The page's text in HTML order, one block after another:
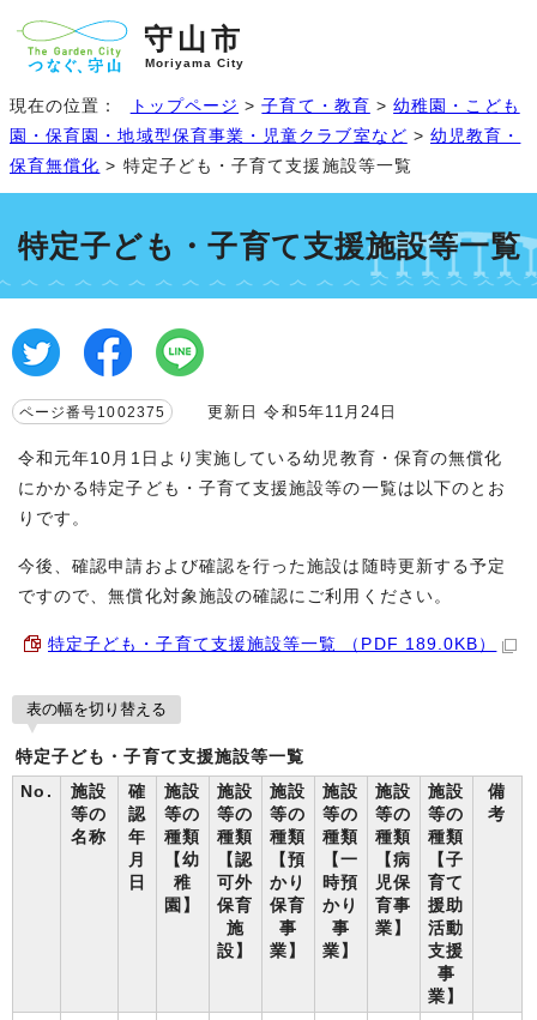
守山市
Moriyama City
現在の位置： トップページ >子育て・教育 >幼稚園・こども
園・保育園・地域型保育事業・児童クラブ室など >幼児教育・
保育無償化 > 特定子ども・子育て支援施設等一覧
特定子ども・子育て支援施設等一覧
ページ番号1002375 更新日 令和5年11月24日
令和元年10月1日より実施している幼児教育・保育の無償化
にかかる特定子ども・子育て支援施設等の一覧は以下のとお
りです。
今後、確認申請および確認を行った施設は随時更新する予定
ですので、無償化対象施設の確認にご利用ください。
特定子ども・子育て支援施設等一覧 （PDF 189.0KB）
表の幅を切り替える
特定子ども・子育て支援施設等一覧
No.
施設
等の
名称
確
認
年
月
日
施設
等の
種類
【幼
稚
園】
施設
等の
種類
【認
可外
保育
施
設】
施設
等の
種類
【預
かり
保育
事
業】
施設
等の
種類
【一
時預
かり
事
業】
施設
等の
種類
【病
児保
育事
業】
施設
等の
種類
【子
育て
援助
活動
支援
事
業】
備
考